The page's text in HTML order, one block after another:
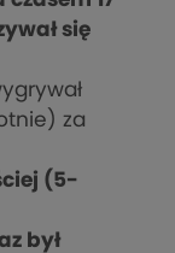
się
za
(5-
był